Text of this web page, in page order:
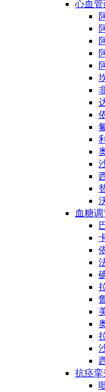
心血管
血糖调
抗痉挛